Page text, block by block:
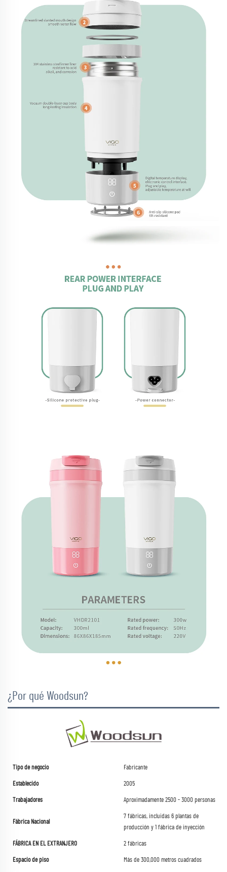
¿Por qué Woodsun?
Tipo de negocio Fabricante
Establecido 2005
Trabajadores Aproximadamente 2500 - 3000 personas
Fábrica Nacional
7 fábricas, incluidas 6 plantas de
producción y 1 fábrica de inyección
FÁBRICA EN EL EXTRANJERO 2 fábricas
Espacio de piso Más de 300,000 metros cuadrados